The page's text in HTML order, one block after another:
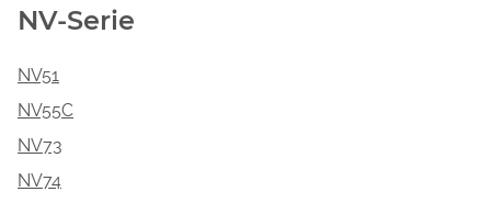
NV-Serie
NV51
NV55C
NV73
NV74